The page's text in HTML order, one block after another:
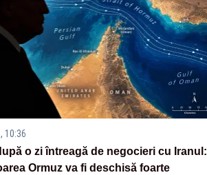
10:36
o zi întreagă de negocieri cu Iranul:
Ormuz va fi deschisă foarte